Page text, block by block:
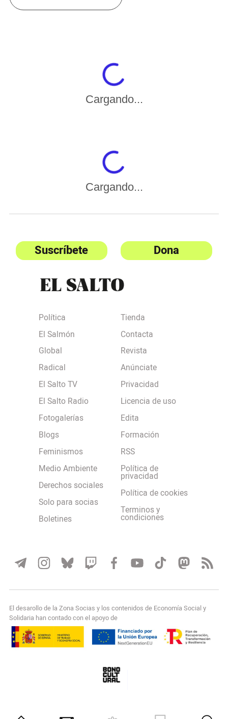
Cargando...
Cargando...
Suscríbete Dona
Política
El Salmón
Global
Radical
El Salto TV
El Salto Radio
Fotogalerías
Blogs
Feminismos
Medio Ambiente
Derechos sociales
Solo para socias
Boletines
Tienda
Contacta
Revista
Anúnciate
Privacidad
Licencia de uso
Edita
Formación
RSS
Política de
privacidad
Política de cookies
Terminos y
condiciones
El desarollo de la Zona Socias y los contenidos de Economía Social y
Solidaria han contado con el apoyo de